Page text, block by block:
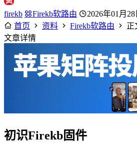
firekb Firekb软路由 2026年01月28
首页
资料 Firekb软路由
正
文章详情
初识Firekb固件